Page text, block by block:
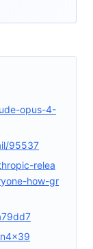
opus-4-
95537
relea
how-gr